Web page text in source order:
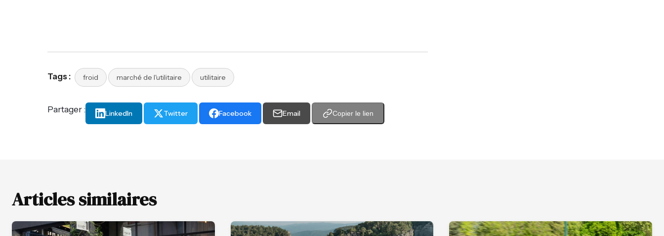
Tags : froid marché de l'utilitaire utilitaire
Partager : LinkedIn Twitter Facebook Email Copier le lien
Articles similaires